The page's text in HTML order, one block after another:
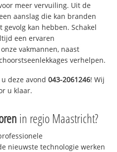
meer vervuiling. Uit de
aanslag die kan branden
kan hebben. Schakel
een ervaren
vakmannen, naast
verhelpen.
u deze avond043-2061246! Wij
u klaar.
in regio Maastricht?
nieuwste technologie werken